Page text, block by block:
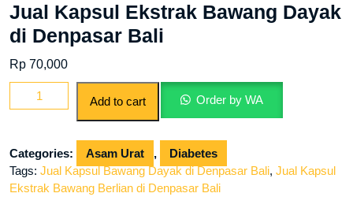
Jual Kapsul Ekstrak Bawang Dayak
di Denpasar Bali
Rp 70,000
Kapsul
Dayak
di
Denpasar
Add to cart Order by WA
Categories: Asam Urat ,
Diabetes
Tags: Jual Kapsul Bawang Dayak di Denpasar Bali, Jual Kapsul
Ekstrak Bawang Berlian di Denpasar Bali